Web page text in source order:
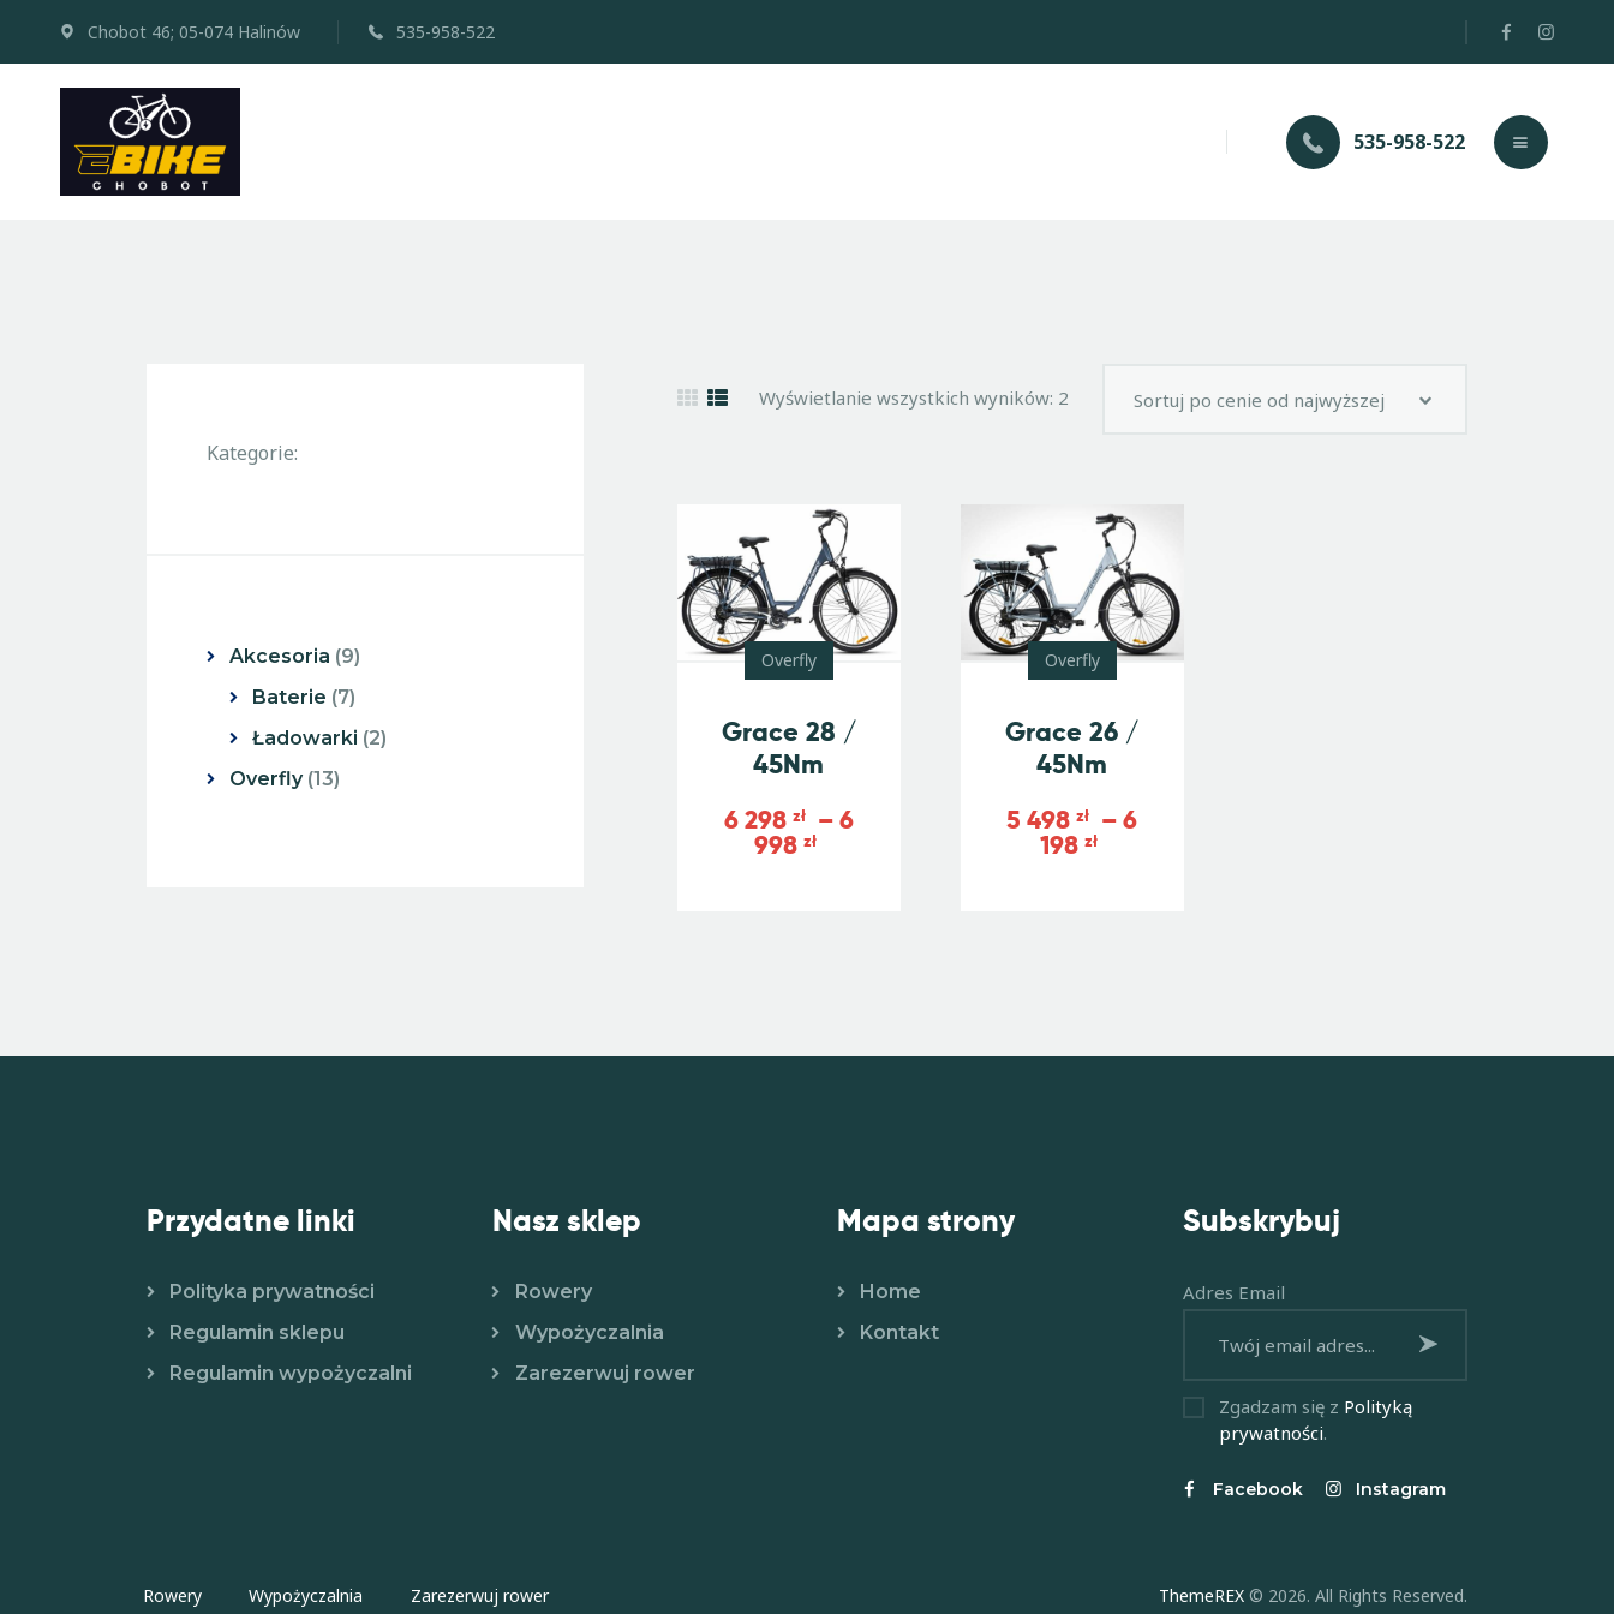
Chobot 46; 05-074 Halinów 535-958-522
535-958-522
ROWERÓW
Wyświetlanie wszystkich wyników: 2
Overfly
Grace 28 /
45Nm
6 298 zł –6
998zł
Overfly
Grace 26 /
45Nm
5 498zł –6
198zł
Kategorie:
Akcesoria 9
Baterie 7
Ładowarki 2
Overfly 13
Przydatne linki
Polityka prywatności
Regulamin sklepu
Regulamin wypożyczalni
Nasz sklep
Rowery
Wypożyczalnia
Zarezerwuj rower
Mapa strony
Home
Kontakt
Subskrybuj
Adres Email
Subskrybuj
Zgadzam się z Polityką
prywatności.
Facebook Instagram
Rowery Wypożyczalnia Zarezerwuj rower ThemeREX © 2026. All Rights Reserved.